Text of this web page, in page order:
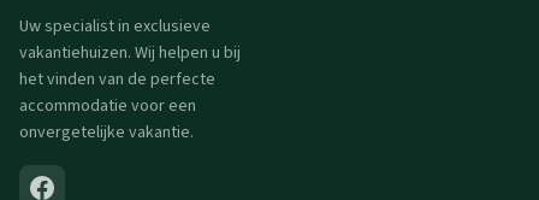
Uw specialist in exclusieve
vakantiehuizen. Wij helpen u bij
het vinden van de perfecte
accommodatie voor een
onvergetelijke vakantie.